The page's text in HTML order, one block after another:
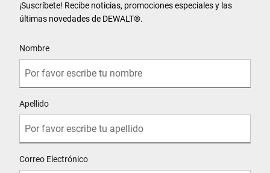
¡Suscríbete! Recibe noticias, promociones especiales y las
últimas novedades de DEWALT®.
Nombre
Apellido
Correo Electrónico